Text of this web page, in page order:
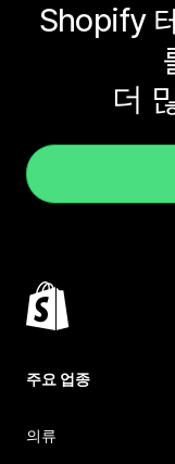
Shopify
더
주요 업종
의류